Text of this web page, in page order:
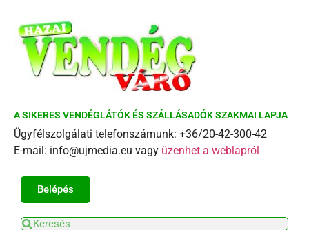
A SIKERES VENDÉGLÁTÓK ÉS SZÁLLÁSADÓK SZAKMAI LAPJA
Ügyfélszolgálati telefonszámunk: +36/20-42-300-42
E-mail: info@ujmedia.eu vagy üzenhet a weblapról
Belépés